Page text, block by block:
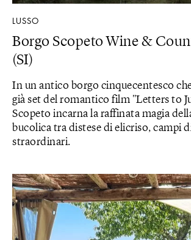
LUSSO
Borgo Scopeto Wine &
(SI)
In un antico borgo cinquecentesco
già set del romantico film "Letters to
Scopeto incarna la raffinata magia
bucolica tra distese di elicriso, campi
straordinari.